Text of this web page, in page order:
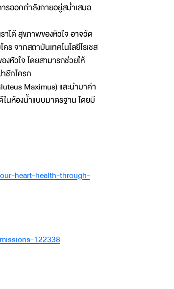
รออกกำลังกายอยู่สม่ำเสมอ
ได้ สุขภาพของหัวใจ อาจวัด
จากสถาบันเทคโนโลยีโรเชส
หัวใจ โดยสามารถช่วยให้
ชักโครก
Maximus) และนำมาคำ
นห้องน้ำแบบมาตรฐาน โดยมี
heart-health-through-
122338